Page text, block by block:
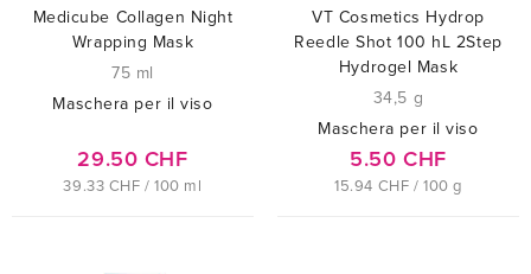
Medicube Collagen Night
Wrapping Mask
75 ml
Maschera per il viso
29.50 CHF
39.33 CHF / 100 ml
VT Cosmetics Hydrop
Reedle Shot 100 hL 2Step
Hydrogel Mask
34,5 g
Maschera per il viso
5.50 CHF
15.94 CHF / 100 g